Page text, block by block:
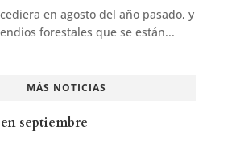
en agosto del año pasado, y
forestales que se están...
MÁS NOTICIAS
septiembre